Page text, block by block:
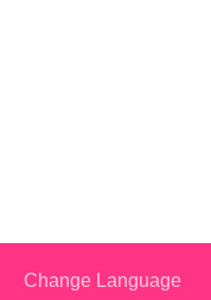
Change Language